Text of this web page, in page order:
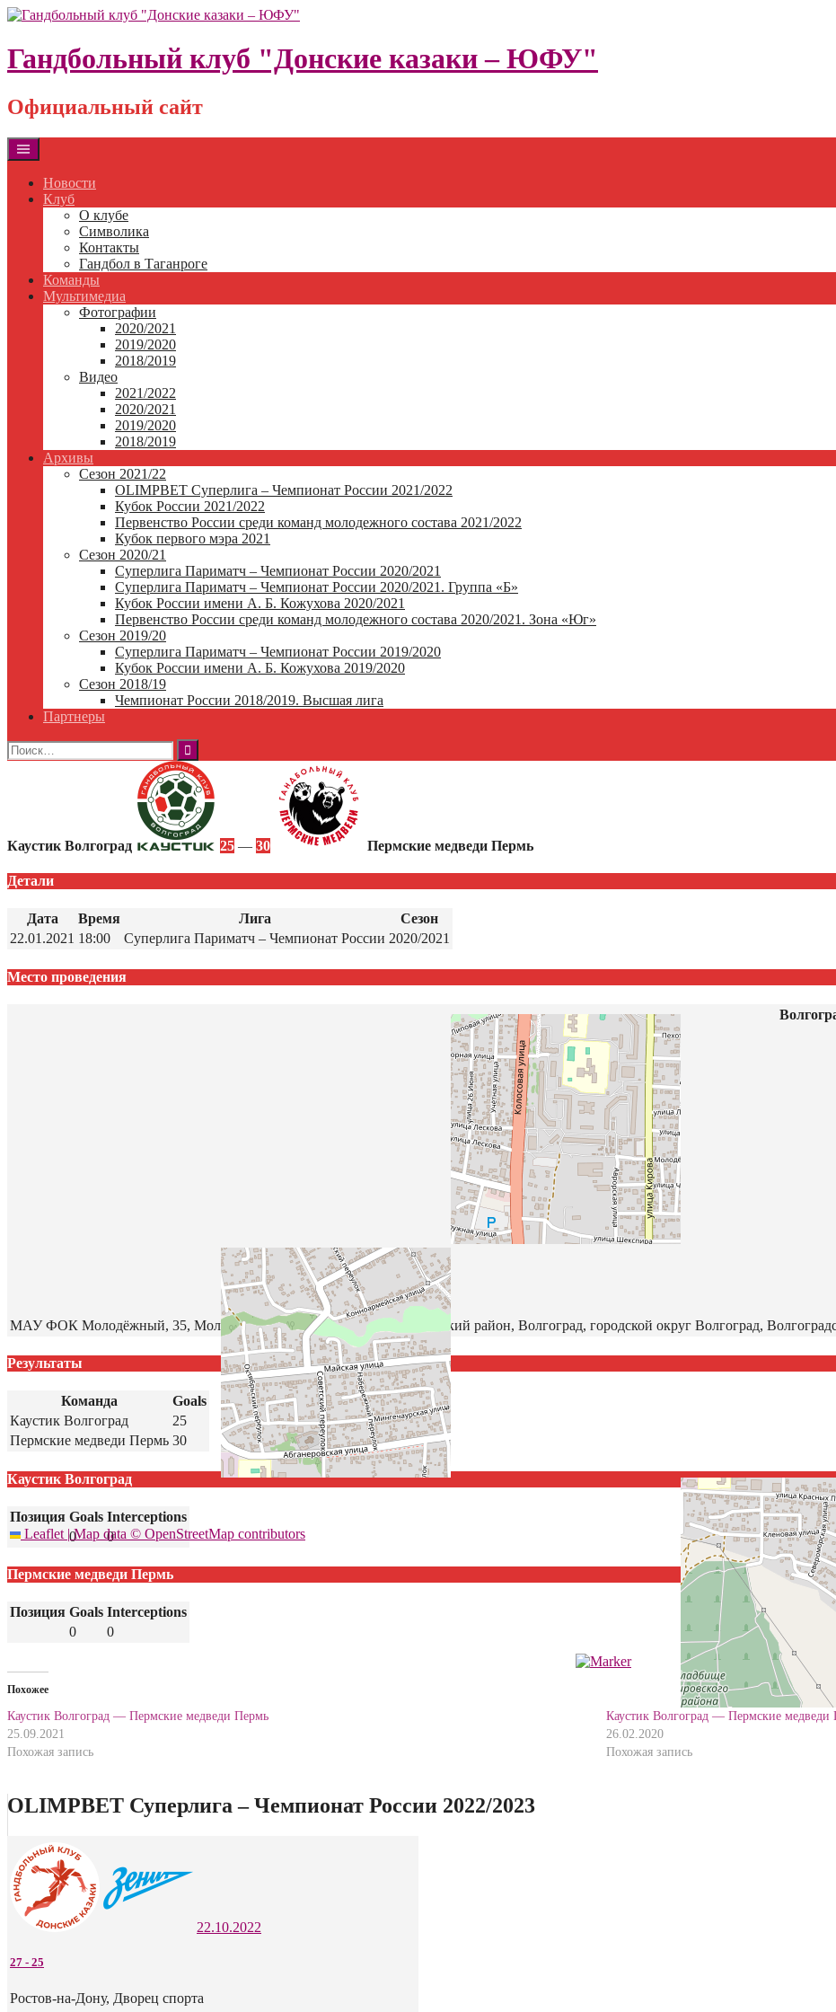
Skip
content
Гандбольный клуб "Донские казаки – ЮФУ"
Официальный сайт
Новости
Клуб
О клубе
Символика
Контакты
Гандбол в Таганроге
Команды
Мультимедиа
Фотографии
2020/2021
2019/2020
2018/2019
Видео
2021/2022
2020/2021
2019/2020
2018/2019
Архивы
Сезон 2021/22
OLIMPBET Суперлига – Чемпионат России 2021/2022
Кубок России 2021/2022
Первенство России среди команд молодежного состава 2021/2022
Кубок первого мэра 2021
Сезон 2020/21
Суперлига Париматч – Чемпионат России 2020/2021
Суперлига Париматч – Чемпионат России 2020/2021. Группа «Б»
Кубок России имени А. Б. Кожухова 2020/2021
Первенство России среди команд молодежного состава 2020/2021. Зона «Юг»
Сезон 2019/20
Суперлига Париматч – Чемпионат России 2019/2020
Кубок России имени А. Б. Кожухова 2019/2020
Сезон 2018/19
Чемпионат России 2018/2019. Высшая лига
Партнеры
Найти:
Каустик Волгоград 25 — 30 Пермские медведи Пермь
Детали
Дата Время Лига
Сезон
22.01.2021 18:00 Суперлига Париматч – Чемпионат России 2020/2021
Место проведения
Leaflet |Map data © OpenStreetMap contributors
МАУ ФОК Молодёжный, 35, Молодёжная улица, Павловский, Кировский район, Волгоград, городской округ Волгоград,
Результаты
Команда
Goals
Каустик Волгоград
25
Пермские медведи Пермь 30
Каустик Волгоград
Позиция Goals Interceptions
0
0
Пермские медведи Пермь
Позиция Goals Interceptions
0
0
Похожее
Каустик Волгоград — Пермские медведи Пермь
25.09.2021
Похожая запись
Каустик Волгоград — Пермские медведи
26.02.2020
Похожая запись
OLIMPBET Суперлига – Чемпионат России 2022/2023
22.10.2022
27 - 25
Ростов-на-Дону, Дворец спорта